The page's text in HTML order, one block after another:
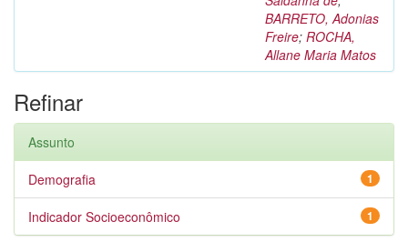
BARRETO, Adonias
Freire; ROCHA,
Allane Maria Matos
Refinar
Assunto
1
Demografia
1
Indicador Socioeconômico